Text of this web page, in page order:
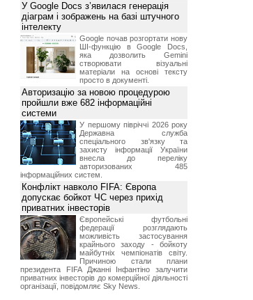
У Google Docs з’явилася генерація
діаграм і зображень на базі штучного
інтелекту
Google почав розгортати нову
ШІ-функцію в Google Docs,
яка дозволить Gemini
створювати візуальні
матеріали на основі тексту
просто в документі.
Авторизацію за новою процедурою
пройшли вже 682 інформаційні
системи
У першому півріччі 2026 року
Державна служба
спеціального зв'язку та
захисту інформації України
внесла до переліку
авторизованих 485
інформаційних систем.
Конфлікт навколо FIFA: Європа
допускає бойкот ЧС через прихід
приватних інвесторів
Європейські футбольні
федерації розглядають
можливість застосування
крайнього заходу - бойкоту
майбутніх чемпіонатів світу.
Причиною стали плани
президента FIFA Джанні Інфантіно залучити
приватних інвесторів до комерційної діяльності
організації, повідомляє Sky News.